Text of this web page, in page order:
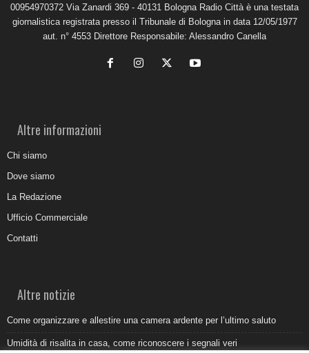
00954970372 Via Zanardi 369 - 40131 Bologna Radio Città è una testata
giornalistica registrata presso il Tribunale di Bologna in data 12/05/1977
aut. n° 4553 Direttore Responsabile: Alessandro Canella
Altre informazioni
Chi siamo
Dove siamo
La Redazione
Ufficio Commerciale
Contatti
Altre notizie
Come organizzare e allestire una camera ardente per l’ultimo saluto
Umidità di risalita in casa, come riconoscere i segnali veri